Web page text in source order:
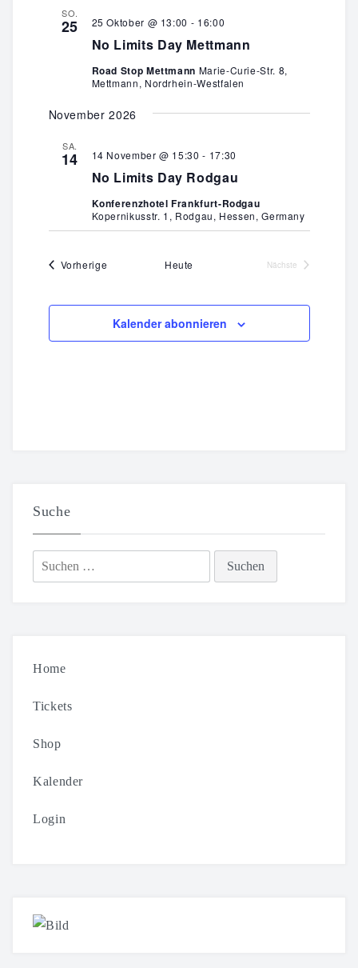
SO.
25
No Limits Day Mettmann
25 Oktober @ 13:00 - 16:00
Road Stop Mettmann Marie-Curie-Str. 8,
Mettmann, Nordrhein-Westfalen
November 2026
SA.
14
No Limits Day Rodgau
14 November @ 15:30 - 17:30
Konferenzhotel Frankfurt-Rodgau
Kopernikusstr. 1, Rodgau, Hessen, Germany
Vorherige Veranstaltungen
Heute
Nächste
Kalender abonnieren
Suche
Suchen
nach:
Home
Tickets
Shop
Kalender
Login